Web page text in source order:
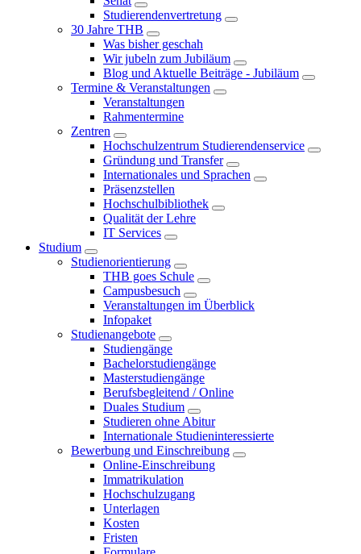
Studierendenvertretung
30 Jahre THB
Was bisher geschah
Wir jubeln zum Jubiläum
Blog und Aktuelle Beiträge - Jubiläum
Termine & Veranstaltungen
Veranstaltungen
Rahmentermine
Zentren
Hochschulzentrum Studierendenservice
Gründung und Transfer
Internationales und Sprachen
Präsenzstellen
Hochschulbibliothek
Qualität der Lehre
IT Services
Studium
Studienorientierung
THB goes Schule
Campusbesuch
Veranstaltungen im Überblick
Infopaket
Studienangebote
Studiengänge
Bachelorstudiengänge
Masterstudiengänge
Berufsbegleitend / Online
Duales Studium
Studieren ohne Abitur
Internationale Studieninteressierte
Bewerbung und Einschreibung
Online-Einschreibung
Immatrikulation
Hochschulzugang
Unterlagen
Kosten
Fristen